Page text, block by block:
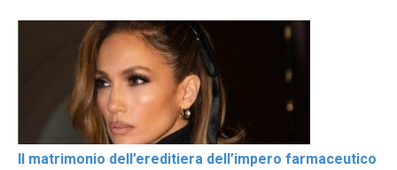
Il matrimonio dell’ereditiera dell’impero farmaceutico